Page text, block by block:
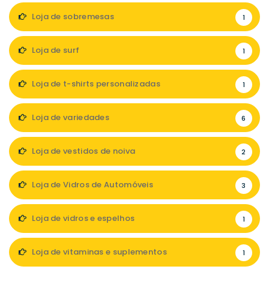
Loja de sobremesas 1
Loja de surf 1
Loja de t-shirts personalizadas 1
Loja de variedades 6
Loja de vestidos de noiva 2
Loja de Vidros de Automóveis 3
Loja de vidros e espelhos 1
Loja de vitaminas e suplementos 1